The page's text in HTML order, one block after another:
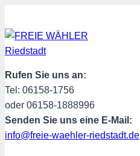
Inhalt
springen
Rufen Sie uns an:
Tel: 06158-1756
oder 06158-1888996
Senden Sie uns eine E-Mail:
info@freie-waehler-riedstadt.de